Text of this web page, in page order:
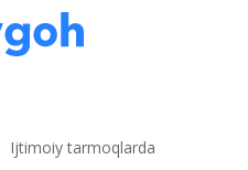
Ijtimoiy tarmoqlarda